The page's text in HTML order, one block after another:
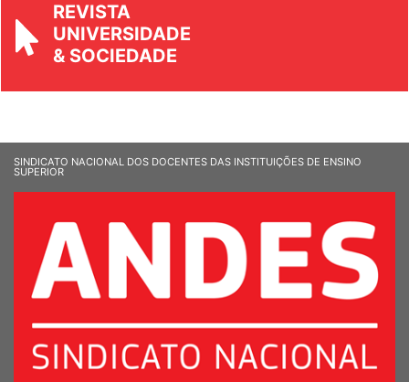
REVISTA
UNIVERSIDADE
& SOCIEDADE
SINDICATO NACIONAL DOS DOCENTES DAS INSTITUIÇÕES DE ENSINO
SUPERIOR